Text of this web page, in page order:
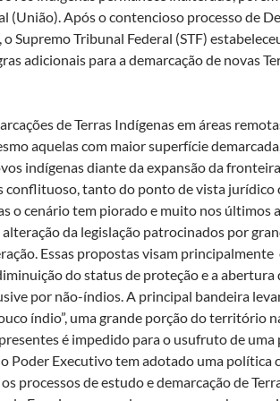
Após o contencioso processo de
Supremo Tribunal Federal (STF)
adicionais para a demarcação de novas
de Terras Indígenas em áreas
aquelas com maior superfície
indígenas diante da expansão da
conflituoso, tanto do ponto de vista jurídico
o cenário tem piorado e muito nos últimos
da legislação patrocinados por
Essas propostas visam principalmente
do status de proteção e a abertura
por não-índios. A principal bandeira
índio”, uma grande porção do território
é impedido para o usufruto de uma
Poder Executivo tem adotado uma política
processos de estudo e demarcação de